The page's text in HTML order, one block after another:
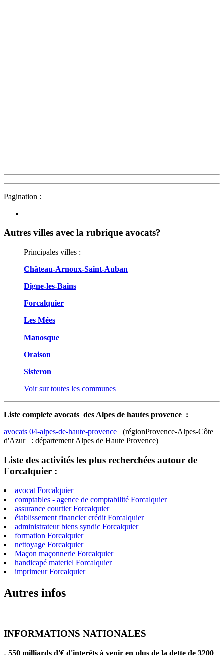
Pagination :
Autres villes avec la rubrique avocats?
Principales villes :
Château-Arnoux-Saint-Auban
Digne-les-Bains
Forcalquier
Les Mées
Manosque
Oraison
Sisteron
Voir sur toutes les communes
Liste complete avocats des Alpes de hautes provence :
avocats 04-alpes-de-haute-provence (régionProvence-Alpes-Côte
d'Azur : département Alpes de Haute Provence)
Liste des activités les plus recherchées autour de
Forcalquier :
avocat Forcalquier
comptables - agence de comptabilité Forcalquier
assurance courtier Forcalquier
établissement financier crédit Forcalquier
administrateur biens syndic Forcalquier
formation Forcalquier
nettoyage Forcalquier
Maçon maçonnerie Forcalquier
handicapé materiel Forcalquier
imprimeur Forcalquier
Autres infos
INFORMATIONS NATIONALES
- 550 milliards d'€ d'interêts à venir en plus de la dette de 3200